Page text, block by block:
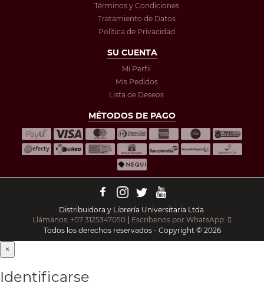
Términos y Condiciones
Tratamiento de Datos
Política de Privacidad
SU CUENTA
Mi Perfil
Mis Pedidos
Lista de Deseos
MÉTODOS DE PAGO
Distribuidora y Librería Universitaria Ltda.
Llámanos: +57 3125347050
Escríbenos por WhatsApp:
Todos los derechos reservados - Copyright © 2026
×
Identificarse